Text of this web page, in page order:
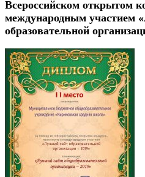
Всероссийском открытом
международным участием
образовательной